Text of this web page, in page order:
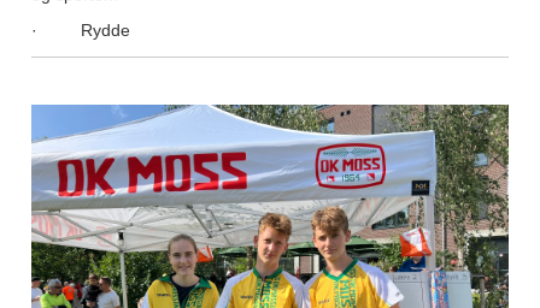
· Rydde